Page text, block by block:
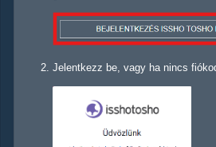
Jelentkezz be, vagy ha nincs